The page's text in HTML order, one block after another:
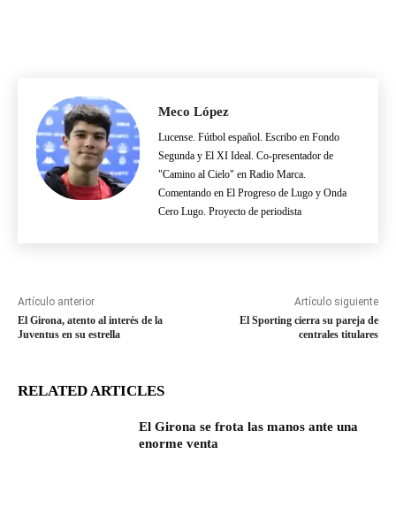
Meco López
Lucense. Fútbol español. Escribo en Fondo
Segunda y El XI Ideal. Co-presentador de
"Camino al Cielo" en Radio Marca.
Comentando en El Progreso de Lugo y Onda
Cero Lugo. Proyecto de periodista
Artículo anterior
El Girona, atento al interés de la
Juventus en su estrella
Artículo siguiente
El Sporting cierra su pareja de
centrales titulares
RELATED ARTICLES
El Girona se frota las manos ante una
enorme venta